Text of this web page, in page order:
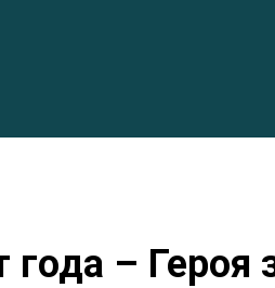
года – Героя